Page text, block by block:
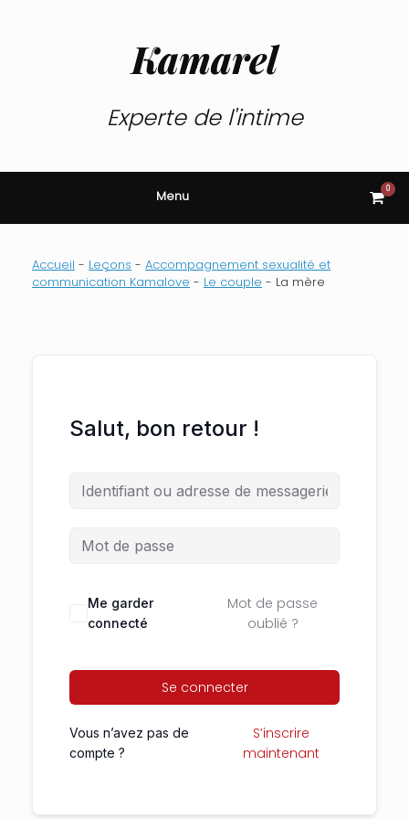
Kamarel
Experte de l'intime
Menu View
cart
0
Accueil - Leçons - Accompagnement sexualité et
communication Kamalove - Le couple - La mère
Salut, bon retour !
Me garder
connecté
Mot de passe
oublié ?
Se connecter
Vous n’avez pas de
compte ?
S’inscrire
maintenant